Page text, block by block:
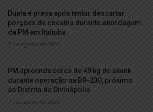
Dupla é presa após tentar descartar
porções de cocaína durante abordagem
da PM em Itaituba
7 de agosto de 2026
PM apreende cerca de 49 kg de skank
durante operação na BR-230, próximo
ao Distrito de Divinópolis
7 de agosto de 2026